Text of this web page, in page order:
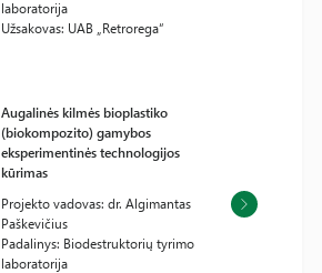
laboratorija
Užsakovas: UAB „Retrorega“
Augalinės kilmės bioplastiko
(biokompozito) gamybos
eksperimentinės technologijos
kūrimas
Projekto vadovas: dr. Algimantas
Paškevičius
Padalinys: Biodestruktorių tyrimo
laboratorija